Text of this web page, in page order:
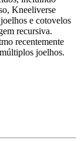
Kneeliverse
e cotovelos
recursiva.
recentemente
joelhos.